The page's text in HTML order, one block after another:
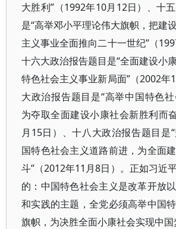
大胜利”（1992年10月12日）、十
是“高举邓小平理论伟大旗帜，把建
主义事业全面推向二十一世纪”（
十六大政治报告题目是“全面建设小
特色社会主义事业新局面”（2002年
大政治报告题目是“高举中国特色
为夺取全面建设小康社会新胜利而
月15日）、十八大政治报告题目是
国特色社会主义道路前进，为全面
斗”（2012年11月8日）。正如习近
的：中国特色社会主义是改革开放
和实践的主题，全党必须高举中国
旗帜，为决胜全面小康社会实现中